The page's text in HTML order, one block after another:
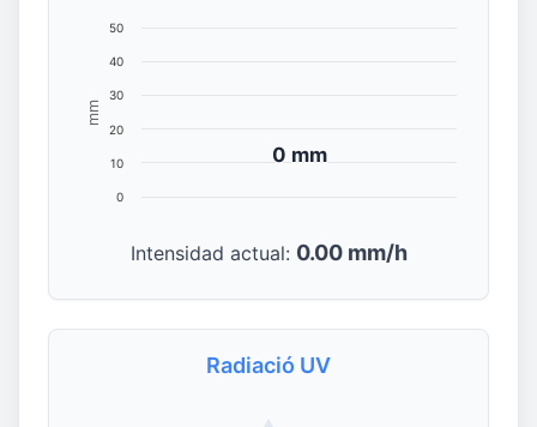
mm
0 mm
0 mm
0
10
20
30
40
50
Intensidad actual: 0.00 mm/h
Radiació UV